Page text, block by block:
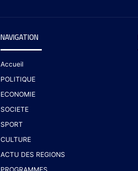
NAVIGATION
Accueil
POLITIQUE
ECONOMIE
SOCIETE
SPORT
CULTURE
ACTU DES REGIONS